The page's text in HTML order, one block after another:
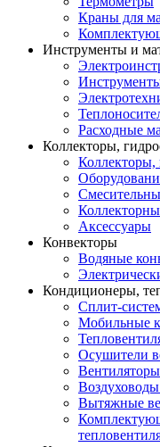
Краны для
Инструменты и
Расходные
Коллекторы,
Коллекторы,
Аксессуары
Конвекторы
Водяные
Кондиционеры,
Сплит-
Мобильные
Осушители
Вентиляторы
Вытяжные